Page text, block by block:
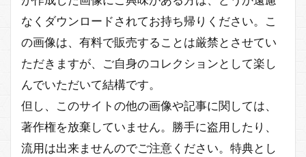
なくダウンロードされてお持ち帰りください。こ
の画像は、有料で販売することは厳禁とさせてい
ただきますが、ご自身のコレクションとして楽し
んでいただいて結構です。
但し、このサイトの他の画像や記事に関しては、
著作権を放棄していません。勝手に盗用したり、
流用は出来ませんのでご注意ください。特典とし